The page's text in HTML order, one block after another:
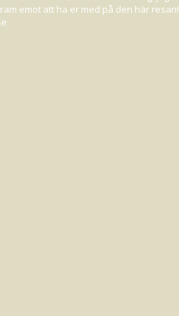
emot att ha er med på den här resan!
i den lilla trappen och höll på att
nu vet jag! Klockan är 16:31 och jag